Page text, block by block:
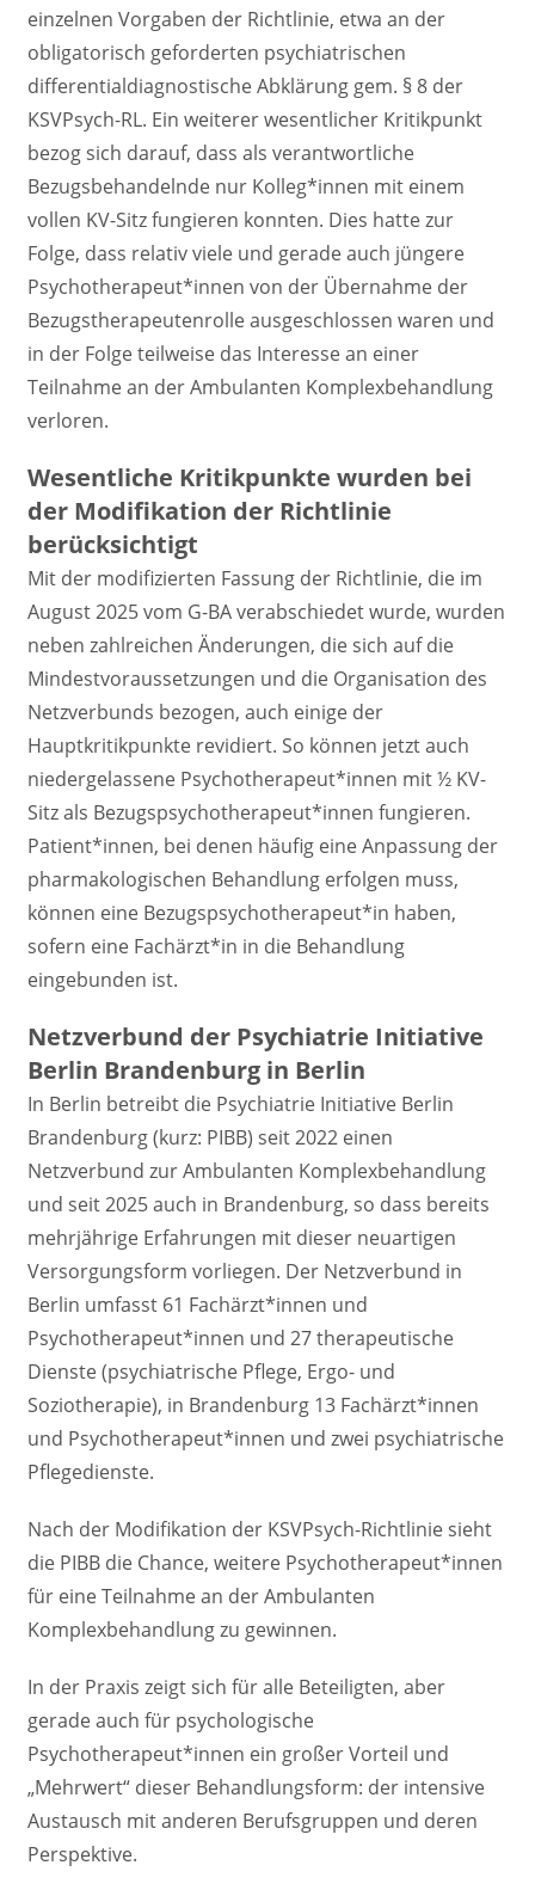
einzelnen Vorgaben der Richtlinie, etwa an der
obligatorisch geforderten psychiatrischen
differentialdiagnostische Abklärung gem. § 8 der
KSVPsych-RL. Ein weiterer wesentlicher Kritikpunkt
bezog sich darauf, dass als verantwortliche
Bezugsbehandelnde nur Kolleg*innen mit einem
vollen KV-Sitz fungieren konnten. Dies hatte zur
Folge, dass relativ viele und gerade auch jüngere
Psychotherapeut*innen von der Übernahme der
Bezugstherapeutenrolle ausgeschlossen waren und
in der Folge teilweise das Interesse an einer
Teilnahme an der Ambulanten Komplexbehandlung
verloren.
Wesentliche Kritikpunkte wurden bei
der Modifikation der Richtlinie
berücksichtigt
Mit der modifizierten Fassung der Richtlinie, die im
August 2025 vom G-BA verabschiedet wurde, wurden
neben zahlreichen Änderungen, die sich auf die
Mindestvoraussetzungen und die Organisation des
Netzverbunds bezogen, auch einige der
Hauptkritikpunkte revidiert. So können jetzt auch
niedergelassene Psychotherapeut*innen mit ½ KV-
Sitz als Bezugspsychotherapeut*innen fungieren.
Patient*innen, bei denen häufig eine Anpassung der
pharmakologischen Behandlung erfolgen muss,
können eine Bezugspsychotherapeut*in haben,
sofern eine Fachärzt*in in die Behandlung
eingebunden ist.
Netzverbund der Psychiatrie Initiative
Berlin Brandenburg in Berlin
In Berlin betreibt die Psychiatrie Initiative Berlin
Brandenburg (kurz: PIBB) seit 2022 einen
Netzverbund zur Ambulanten Komplexbehandlung
und seit 2025 auch in Brandenburg, so dass bereits
mehrjährige Erfahrungen mit dieser neuartigen
Versorgungsform vorliegen. Der Netzverbund in
Berlin umfasst 61 Fachärzt*innen und
Psychotherapeut*innen und 27 therapeutische
Dienste (psychiatrische Pflege, Ergo- und
Soziotherapie), in Brandenburg 13 Fachärzt*innen
und Psychotherapeut*innen und zwei psychiatrische
Pflegedienste.
Nach der Modifikation der KSVPsych-Richtlinie sieht
die PIBB die Chance, weitere Psychotherapeut*innen
für eine Teilnahme an der Ambulanten
Komplexbehandlung zu gewinnen.
In der Praxis zeigt sich für alle Beteiligten, aber
gerade auch für psychologische
Psychotherapeut*innen ein großer Vorteil und
„Mehrwert“ dieser Behandlungsform: der intensive
Austausch mit anderen Berufsgruppen und deren
Perspektive.